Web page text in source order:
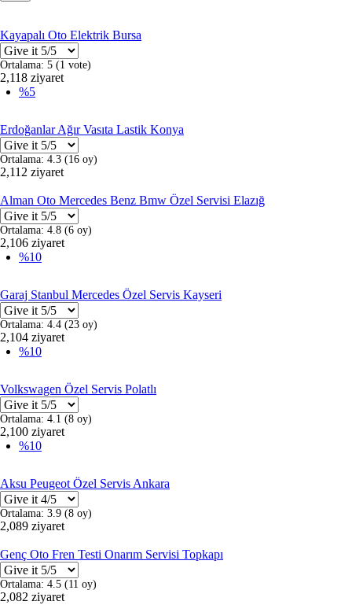
Kayapalı Oto Elektrik Bursa
Ortalama: 5 (1 vote)
2,118 ziyaret
%5
Erdoğanlar Ağır Vasıta Lastik Konya
Ortalama: 4.3 (16 oy)
2,112 ziyaret
Alman Oto Mercedes Benz Bmw Özel Servisi Elazığ
Ortalama: 4.8 (6 oy)
2,106 ziyaret
%10
Garaj Stanbul Mercedes Özel Servis Kayseri
Ortalama: 4.4 (23 oy)
2,104 ziyaret
%10
Volkswagen Özel Servis Polatlı
Ortalama: 4.1 (8 oy)
2,100 ziyaret
%10
Aksu Peugeot Özel Servis Ankara
Ortalama: 3.9 (8 oy)
2,089 ziyaret
Genç Oto Fren Testi Onarım Servisi Topkapı
Ortalama: 4.5 (11 oy)
2,082 ziyaret